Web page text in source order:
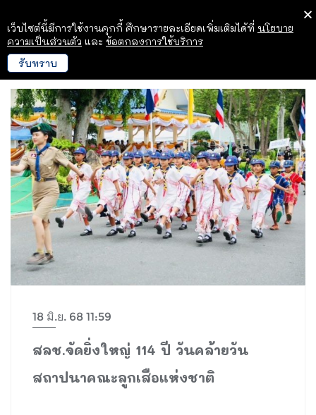
18 มิ.ย. 68 11:59
สลช.จัดยิ่งใหญ่ 114 ปี วันคล้ายวัน
สถาปนาคณะลูกเสือแห่งชาติ
เว็บไซต์นี้มีการใช้งานคุกกี้ ศึกษารายละเอียดเพิ่มเติมได้ที่ นโยบาย
ความเป็นส่วนตัว และ ข้อตกลงการใช้บริการ
รับทราบ